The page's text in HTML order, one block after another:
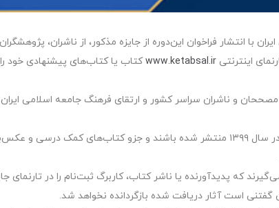
با انتشار فراخوان این‌دوره از جایزه مذکور، از ناشران،
اینترنتی www.ketabsal.ir
و ناشران سراسر کشور و ارتقای فرهنگ جامعه اسلامی
بر اساس این‌فراخوان، آثار ارسالی باید برای نخستین‌بار در سال ۱۳۹۹ منتشر شده باشند و جزو کتاب‌های
که پدیدآورنده یا ناشر کتاب، کاربرگ ثبت‌نام را در تارنمای
است آثار دریافت شده بازگردانده نخواهد شد.